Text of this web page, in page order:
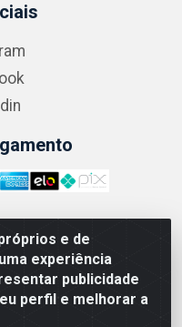
e de
experiência
publicidade
perfil e melhorar a
LTDA - CNPJ:
Lobo Júnior, 1045 -
RJ - CEP 21020-124